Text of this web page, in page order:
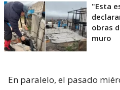
"Esta
obras
muro
En paralelo, el pasado